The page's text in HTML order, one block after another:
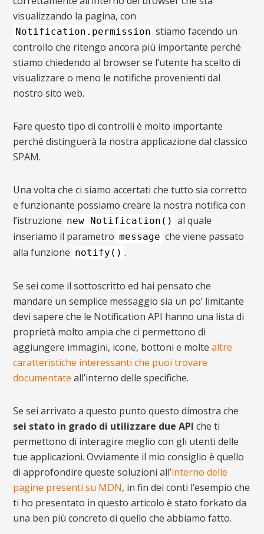
visualizzando la pagina, con
Notification.permission stiamo facendo un
controllo che ritengo ancora più importante perché
stiamo chiedendo al browser se l’utente ha scelto di
visualizzare o meno le notifiche provenienti dal
nostro sito web.
Fare questo tipo di controlli è molto importante
perché distinguerà la nostra applicazione dal classico
SPAM.
Una volta che ci siamo accertati che tutto sia corretto
e funzionante possiamo creare la nostra notifica con
l’istruzione new Notification() al quale
inseriamo il parametro message che viene passato
alla funzione notify() .
Se sei come il sottoscritto ed hai pensato che
mandare un semplice messaggio sia un po’ limitante
devi sapere che le Notification API hanno una lista di
proprietà molto ampia che ci permettono di
aggiungere immagini, icone, bottoni e molte altre
caratteristiche interessanti che puoi trovare
documentate all’interno delle specifiche.
Se sei arrivato a questo punto questo dimostra che
sei stato in grado di utilizzare due API che ti
permettono di interagire meglio con gli utenti delle
tue applicazioni. Ovviamente il mio consiglio è quello
di approfondire queste soluzioni all’interno delle
pagine presenti su MDN, in fin dei conti l’esempio che
ti ho presentato in questo articolo è stato forkato da
una ben più concreto di quello che abbiamo fatto.